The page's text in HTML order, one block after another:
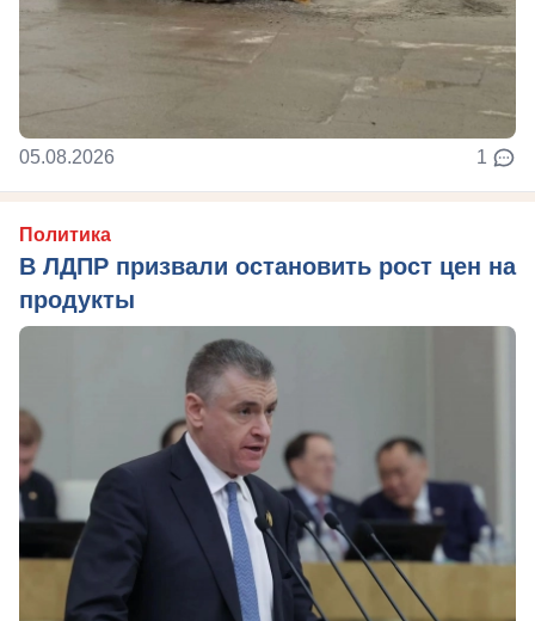
05.08.2026 1
Политика
В ЛДПР призвали остановить рост цен на
продукты